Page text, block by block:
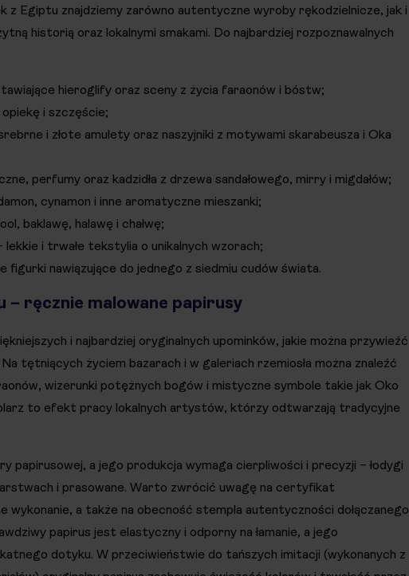
z Egiptu znajdziemy zarówno autentyczne wyroby rękodzielnicze, jak i
historią oraz lokalnymi smakami. Do najbardziej rozpoznawalnych
hieroglify oraz sceny z życia faraonów i bóstw;
i szczęście;
i złote amulety oraz naszyjniki z motywami skarabeusza i Oka
perfumy oraz kadzidła z drzewa sandałowego, mirry i migdałów;
cynamon i inne aromatyczne mieszanki;
baklawę, halawę i chałwę;
lekkie i trwałe tekstylia o unikalnych wzorach;
figurki nawiązujące do jednego z siedmiu cudów świata.
– ręcznie malowane papirusy
i najbardziej oryginalnych upominków, jakie można przywieźć
tętniących życiem bazarach i w galeriach rzemiosła można znaleźć
wizerunki potężnych bogów i mistyczne symbole takie jak Oko
to efekt pracy lokalnych artystów, którzy odtwarzają tradycyjne
papirusowej, a jego produkcja wymaga cierpliwości i precyzji – łodygi
i prasowane. Warto zwrócić uwagę na certyfikat
a także na obecność stempla autentyczności dołączanego
papirus jest elastyczny i odporny na łamanie, a jego
dotyku. W przeciwieństwie do tańszych imitacji (wykonanych z